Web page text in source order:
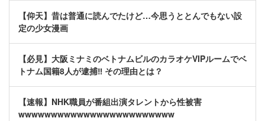
【仰天】昔は普通に読んでたけど…今思うととんでもない設
定の少女漫画
【必見】大阪ミナミのベトナムビルのカラオケVIPルームでベ
トナム国籍8人が逮捕‼ その理由とは？
【速報】NHK職員が番組出演タレントから性被害
wwwwwwwwwwwwwwwwwwwwwwww